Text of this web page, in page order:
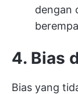
dengan
4. Bias
Bias yang